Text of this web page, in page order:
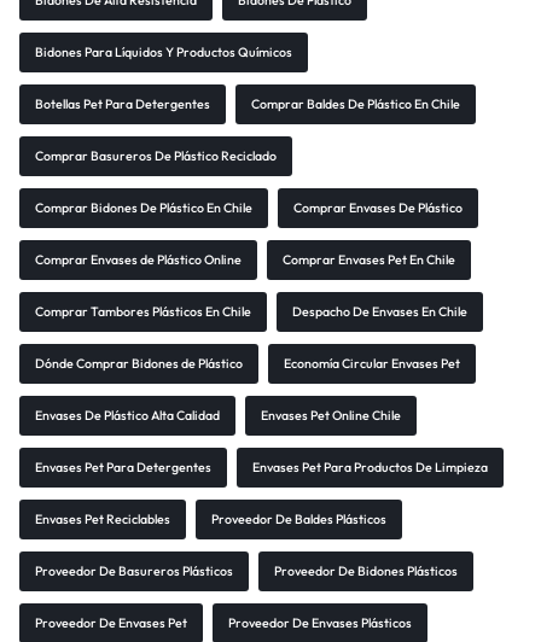
Bidones Para Líquidos Y Productos Químicos
Botellas Pet Para Detergentes Comprar Baldes De Plástico En Chile
Comprar Basureros De Plástico Reciclado
Comprar Bidones De Plástico En Chile Comprar Envases De Plástico
Comprar Envases de Plástico Online Comprar Envases Pet En Chile
Comprar Tambores Plásticos En Chile Despacho De Envases En Chile
Dónde Comprar Bidones de Plástico Economía Circular Envases Pet
Envases De Plástico Alta Calidad Envases Pet Online Chile
Envases Pet Para Detergentes Envases Pet Para Productos De Limpieza
Envases Pet Reciclables Proveedor De Baldes Plásticos
Proveedor De Basureros Plásticos Proveedor De Bidones Plásticos
Proveedor De Envases Pet Proveedor De Envases Plásticos